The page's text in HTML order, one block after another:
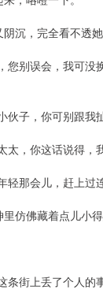
沉，完全看不透她
您别误会，我可
伙子，你可别跟我
太，你这话说得，
轻那会儿，赶上
仿佛藏着点儿小
条街上丢了个人的